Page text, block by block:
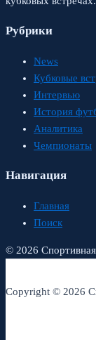
Рубрики
News
Кубковые
Интервью
История
Аналитика
Чемпионаты
Навигация
Главная
Поиск
© 2026
Copyright © 2026